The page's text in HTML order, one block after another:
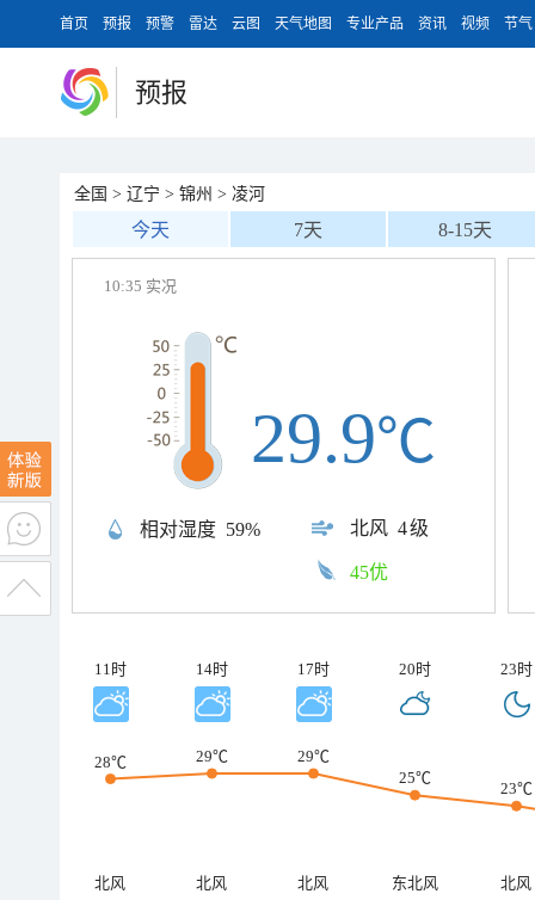
首页 预报 预警 雷达 云图 天气地图 专业产品 资讯 视频 节气
预报
全国 > 辽宁 > 锦州 > 凌河
今天 7天 8-15天
10:35 实况
相对湿度 59% 北风 4级
29.9℃
45优
11时 14时 17时 20时 23时
28℃ 29℃
29℃
25℃
23℃
北风 北风 北风 东北风
北风